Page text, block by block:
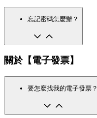
忘記密碼怎麼辦？
關於【電子發票】
要怎麼找我的電子發票？